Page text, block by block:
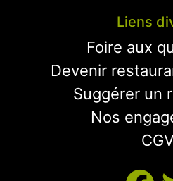
Liens
Foire aux
Devenir
Suggérer un
Nos